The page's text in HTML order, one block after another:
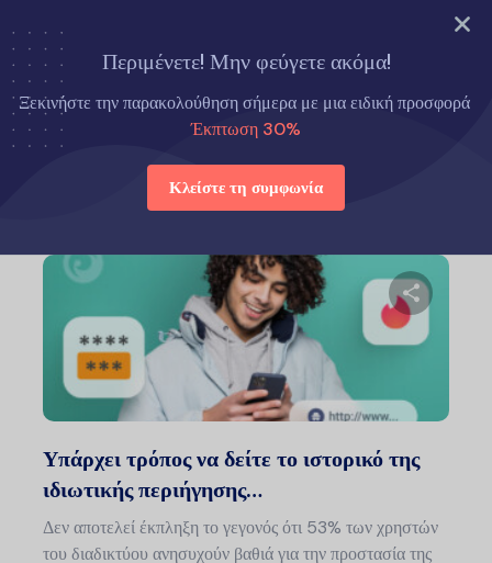
ΔΟΚΙΜΑΣΤΕ ΤΩΡΑ
Περιμένετε! Μην φεύγετε ακόμα!
Ξεκινήστε την παρακολούθηση σήμερα με μια ειδική προσφορά
Έκπτωση 30%
Κλείστε τη συμφωνία
Αρχική σελίδα Πώς να
Πώς να
Υπάρχει τρόπος να δείτε το ιστορικό της
ιδιωτικής περιήγησης…
Δεν αποτελεί έκπληξη το γεγονός ότι 53% των χρηστών
του διαδικτύου ανησυχούν βαθιά για την προστασία της